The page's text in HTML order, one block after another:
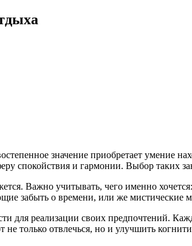
значение приобретает умение
спокойствия и гармонии. Выбор таких
Важно учитывать, чего именно
забыть о времени, или же мистические
для реализации своих предпочтений.
только отвлечься, но и улучшить